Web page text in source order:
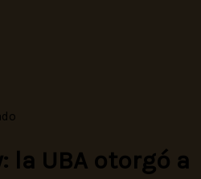
la UBA otorgó a